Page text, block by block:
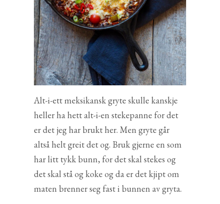
Alt-i-ett meksikansk gryte skulle kanskje
heller ha hett alt-i-en stekepanne for det
er det jeg har brukt her. Men gryte går
altså helt greit det og. Bruk gjerne en som
har litt tykk bunn, for det skal stekes og
det skal stå og koke og da er det kjipt om
maten brenner seg fast i bunnen av gryta.